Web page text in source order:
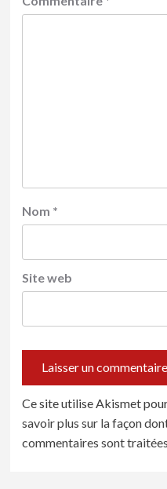
Nom *
Site web
Ce site utilise Akismet
savoir plus sur la façon
commentaires sont traitées